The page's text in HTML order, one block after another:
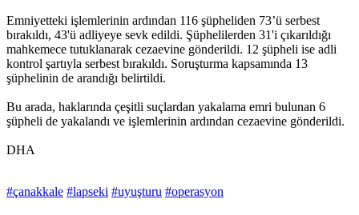
Emniyetteki işlemlerinin ardından 116 şüpheliden 73’ü serbest
bırakıldı, 43'ü adliyeye sevk edildi. Şüphelilerden 31'i çıkarıldığı
mahkemece tutuklanarak cezaevine gönderildi. 12 şüpheli ise adli
kontrol şartıyla serbest bırakıldı. Soruşturma kapsamında 13
şüphelinin de arandığı belirtildi.
Bu arada, haklarında çeşitli suçlardan yakalama emri bulunan 6
şüpheli de yakalandı ve işlemlerinin ardından cezaevine gönderildi.
DHA
#çanakkale #lapseki #uyuşturu #operasyon